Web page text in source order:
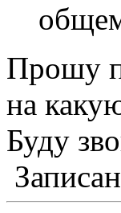
Прошу
на
Буду
Записан